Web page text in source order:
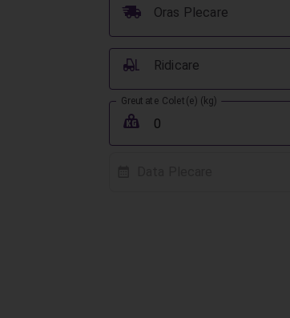
Oras Plecare
󰞈
Ridicare
󰟉
Greutate Colet(e) (kg)
󰖢